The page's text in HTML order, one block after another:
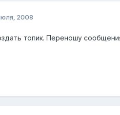
2008
топик. Переношу